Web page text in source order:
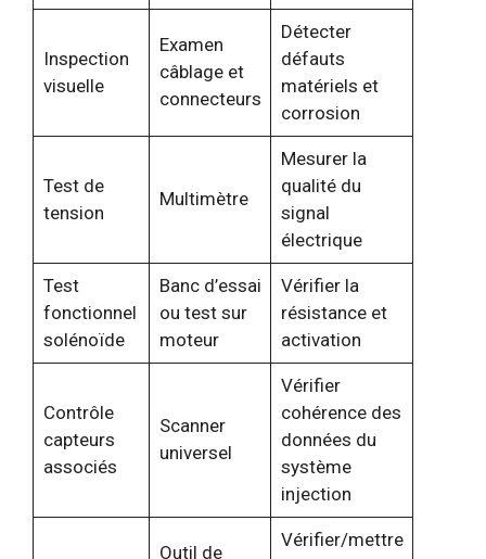
Inspection
visuelle
Examen
câblage et
connecteurs
Détecter
défauts
matériels et
corrosion
Test de
tension
Multimètre
Mesurer la
qualité du
signal
électrique
Test
fonctionnel
solénoïde
Banc d’essai
ou test sur
moteur
Vérifier la
résistance et
activation
Contrôle
capteurs
associés
Scanner
universel
Vérifier
cohérence des
données du
système
injection
Outil de
Vérifier/mettre